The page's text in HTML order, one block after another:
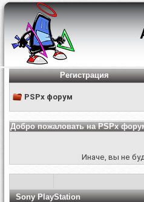
Регистрация
PSPx форум
Добро пожаловать на PSPx
Иначе, вы не
Sony PlayStation